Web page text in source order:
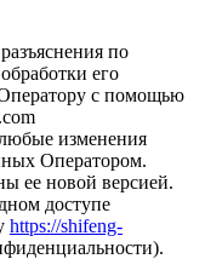
по
его
с помощью
изменения
Оператором.
ее новой версией.
доступе
https://shifeng-